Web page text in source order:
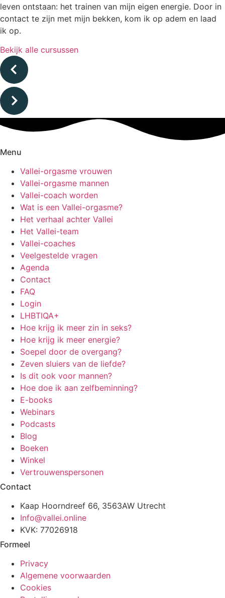
leven ontstaan: het trainen van mijn eigen energie. Door in
contact te zijn met mijn bekken, kom ik op adem en laad
ik op.
Bekijk alle cursussen
Menu
Vallei-orgasme vrouwen
Vallei-orgasme mannen
Vallei-coach worden
Wat is een Vallei-orgasme?
Het verhaal achter Vallei
Het Vallei-team
Vallei-coaches
Veelgestelde vragen
Agenda
Contact
FAQ
Login
LHBTIQA+
Hoe krijg ik meer zin in seks?
Hoe krijg ik meer energie?
Soepel door de overgang?
Zeven sluiers van de liefde?
Is dit ook voor mannen?
Hoe doe ik aan zelfbeminning?
E-books
Webinars
Podcasts
Blog
Boeken
Winkel
Vertrouwenspersonen
Contact
Kaap Hoorndreef 66, 3563AW Utrecht
Info@vallei.online
KVK: 77026918
Formeel
Privacy
Algemene voorwaarden
Cookies